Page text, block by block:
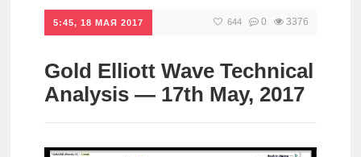
Инвестиции
Дивиденды
анализ
5:45, 18 МАЯ 2017 644 0 3376
Gold Elliott Wave Technical
Analysis — 17th May, 2017